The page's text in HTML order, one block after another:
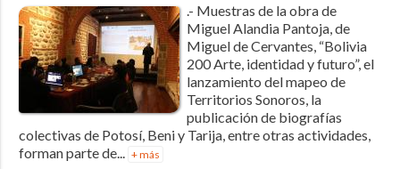
.- Muestras de la obra de
Miguel Alandia Pantoja, de
Miguel de Cervantes, “Bolivia
200 Arte, identidad y futuro”, el
lanzamiento del mapeo de
Territorios Sonoros, la
publicación de biografías
colectivas de Potosí, Beni y Tarija, entre otras actividades,
forman parte de...
+ más